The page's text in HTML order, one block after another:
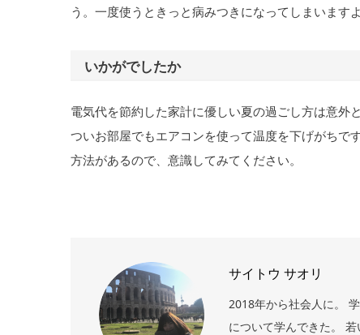
う。一度使うときっと病みつきになってしまいますよ
いかがでしたか
電気代を節約した家計に優しい夏の過ごし方は意外
ついお部屋でもエアコンを使って温度を下げがちで
方法があるので、意識してみてください。
サイトウ サオリ
2018年から社会人に。
について学んできた。